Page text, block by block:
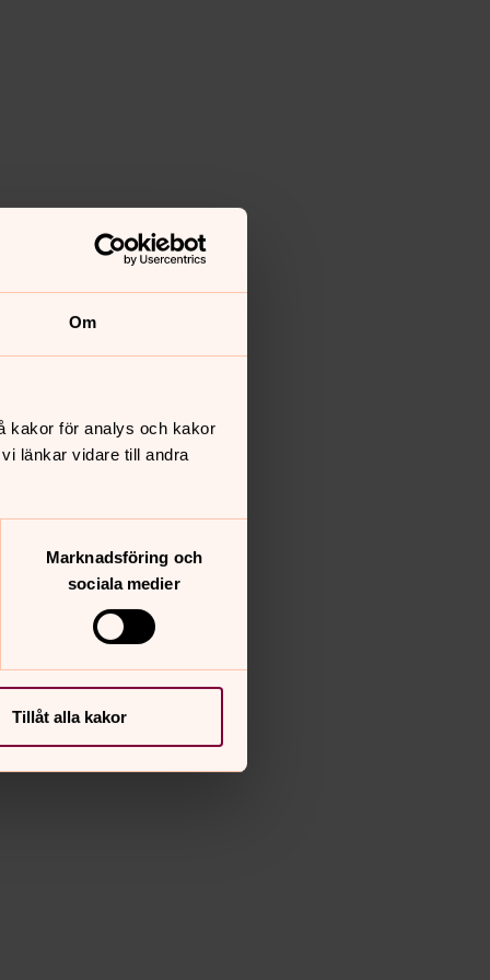
Om
kakor för analys och kakor
länkar vidare till andra
Marknadsföring och
sociala medier
Tillåt alla kakor